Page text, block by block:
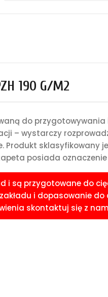
190 G/M2
do
– wystarczy
Produkt sklasyfikowany
posiada
są przygotowane do
i dopasowanie do
skontaktuj się z